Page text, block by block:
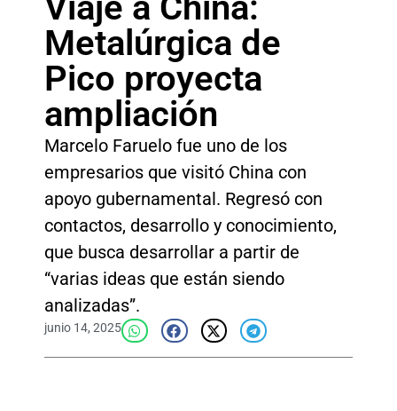
Metalúrgica de
Pico proyecta
ampliación
Marcelo Faruelo fue uno de los
empresarios que visitó China con
apoyo gubernamental. Regresó con
contactos, desarrollo y conocimiento,
que busca desarrollar a partir de
“varias ideas que están siendo
analizadas”.
junio 14, 2025